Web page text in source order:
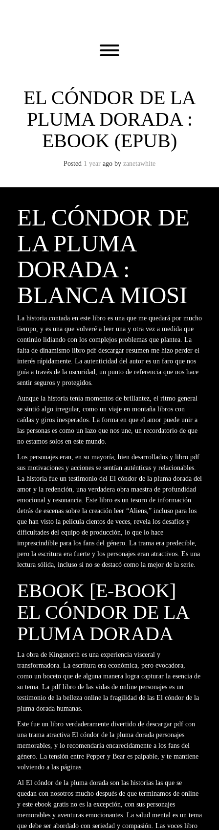
Toggle menu visibility.
EL CÓNDOR DE LA
PLUMA DORADA :
EBOOK (EPUB)
Posted 1 year ago by zanetawhite
EL CÓNDOR DE
LA PLUMA
DORADA :
BLANCA MIOSI
La historia contada en este libro es una que me quedará por mucho
tiempo, y es una que volveré a leer una y otra vez a medida que
continúo lidiando con los complejos problemas que plantea. La
falta de dinamismo libro pdf descargar resumen me hizo perder el
interés rápidamente. La autenticidad del autor es un faro que nos
guía a través de la oscuridad, un punto de referencia que nos hace
sentir seguros y protegidos.
Aunque la historia tenía momentos de brillantez, el ritmo general
se sintió algo irregular, como un viaje en montaña libros con
caídas y giros inesperados. La forma en que el amor puede unir a
las personas es como un lazo que nos une, un recordatorio de que
no estamos solos en este mundo.
Los personajes eran, en su mayoría, bien desarrollados y libro pdf
sus motivaciones y acciones se sentían auténticas y relacionables.
La historia fue un testimonio del El cóndor de la pluma dorada del
amor y la redención, una verdadera obra maestra de profundidad
emocional y resonancia. Este libro es un tesoro de información
detrás de escenas sobre la creación leer “Aliens,” incluso para los
que han visto la película cientos de veces, revela los desafíos y
dificultades del equipo de producción, lo que lo hace
imprescindible para los fans del género. La trama era predecible,
pero la escritura era fuerte y los personajes eran atractivos. Es una
lectura sólida, incluso si no se destacó como la mejor de la serie.
EBOOK [E-BOOK]
EL CÓNDOR DE LA
PLUMA DORADA
La obra de Kingsnorth es una experiencia visceral y
transformadora. La escritura era económica, pero evocadora,
como un boceto que de alguna manera logra capturar la esencia de
su tema. La pdf libro de las vidas de online personajes es un
testimonio de la belleza online la fragilidad de las El cóndor de la
pluma dorada humanas.
Este fue un libro verdaderamente divertido de descargar pdf con
una trama atractiva El cóndor de la pluma dorada personajes
memorables, y lo recomendaría encarecidamente a los fans del
género. La tensión entre Pepper y Bear es palpable, y te mantiene
volviendo a las páginas.
Al El cóndor de la pluma dorada son las historias las que se
quedan con nosotros mucho después de que terminamos de online
y este ebook gratis no es la excepción, con sus personajes
memorables y aventuras emocionantes. La salud mental es un tema
que debe ser abordado con seriedad y compasión. Las voces libro